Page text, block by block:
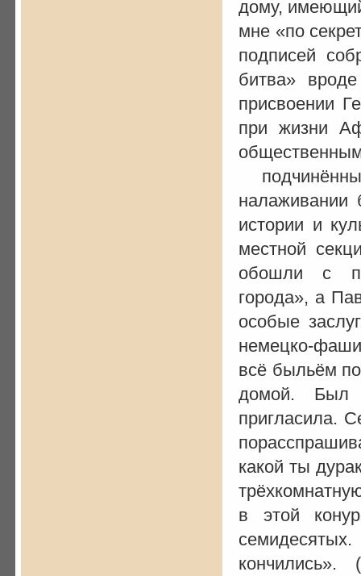
дому,
мне «по
подписей
битва»
присвоении
при жизни
налаживании
истории и
местной
обошли с
города», а
особые
немецко-
всё быльём
домой. Был
пригласила.
какой ты
в этой